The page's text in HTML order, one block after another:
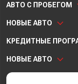
АВТО С ПРОБЕГОМ
НОВЫЕ АВТО
КРЕДИТНЫЕ
НОВЫЕ АВТО